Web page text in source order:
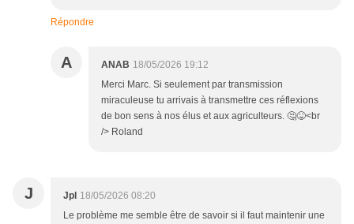
Répondre
A ANAB 18/05/2026 19:12
Merci Marc. Si seulement par transmission
miraculeuse tu arrivais à transmettre ces réflexions
de bon sens à nos élus et aux agriculteurs. 🤔😝<br
/> Roland
J Jpl 18/05/2026 08:20
Le problème me semble être de savoir si il faut maintenir une